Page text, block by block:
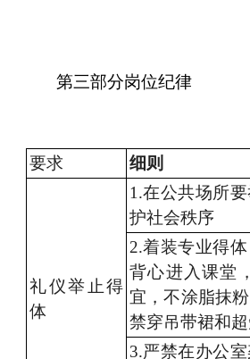
第三部分岗位纪律
要求 细则
礼仪举止得
体
1.在公共场所
护社会秩序
2.着装专业得
背心进入课堂
宜，不涂脂抹
禁穿吊带裙和
3.严禁在办公